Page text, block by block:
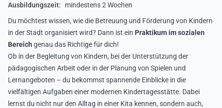
Ausbildungszeit:
mindestens 2 Wochen
Du möchtest wissen, wie die Betreuung und Förderung von Kindern
in der Stadt organisiert wird? Dann ist ein Praktikum im sozialen
Bereich genau das Richtige für dich!
Ob in der Begleitung von Kindern, bei der Unterstützung der
pädagogischen Arbeit oder in der Planung von Spielen und
Lernangeboten – du bekommst spannende Einblicke in die
vielfältigen Aufgaben einer modernen Kindertagesstätte. Dabei
lernst du nicht nur den Alltag in einer Kita kennen, sondern auch,